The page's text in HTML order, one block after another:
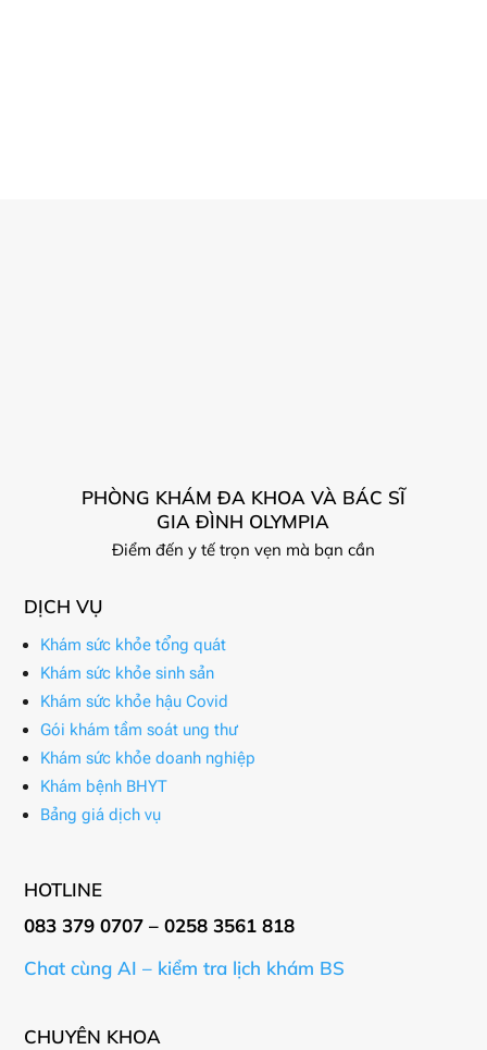
PHÒNG KHÁM ĐA KHOA VÀ BÁC SĨ
GIA ĐÌNH OLYMPIA
Điểm đến y tế trọn vẹn mà bạn cần
DỊCH VỤ
Khám sức khỏe tổng quát
Khám sức khỏe sinh sản
Khám sức khỏe hậu Covid
Gói khám tầm soát ung thư
Khám sức khỏe doanh nghiệp
Khám bệnh BHYT
Bảng giá dịch vụ
HOTLINE
083 379 0707 – 0258 3561 818
Chat cùng AI – kiểm tra lịch khám BS
CHUYÊN KHOA